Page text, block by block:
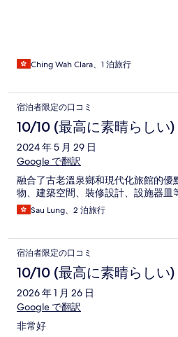
Ching Wah Clara、1 泊旅行
宿泊者限定の口コミ
10/10 (最高に素晴らしい)
2024 年 5 月 29 日
Google で翻訳
融合了古老溫泉鄉和現代化旅館的優
物、建築空間、裝修設計、設施器皿
Sau Lung、2 泊旅行
宿泊者限定の口コミ
10/10 (最高に素晴らしい)
2026 年 1 月 26 日
Google で翻訳
非常好